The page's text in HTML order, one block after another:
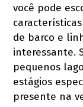
você pode
de barco e
interessante.
pequenos
estágios
presente na